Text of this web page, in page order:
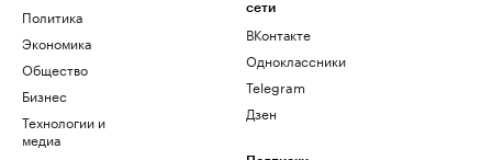
Политика
Экономика
Общество
Бизнес
Технологии и
медиа
сети
ВКонтакте
Одноклассники
Telegram
Дзен